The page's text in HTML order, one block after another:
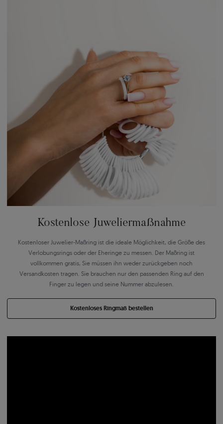
Kostenlose Juweliermaßnahme
Kostenloser Juwelier-Maßring ist die ideale Möglichkeit, die Größe des
Verlobungsrings oder der Eheringe zu messen. Der Maßring ist
vollkommen gratis, Sie müssen ihn weder zurückgeben noch
Versandkosten tragen. Sie brauchen nur den passenden Ring auf den
Finger zu legen und seine Nummer abzulesen.
Kostenloses Ringmaß bestellen